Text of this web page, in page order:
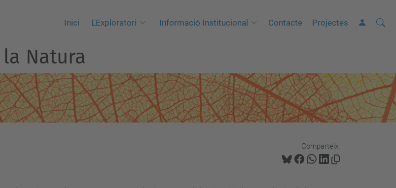
Inici L'Exploratori Informació Institucional Contacte Projectes Cerca
C
a
a
v
a
Natura
Comparteix: